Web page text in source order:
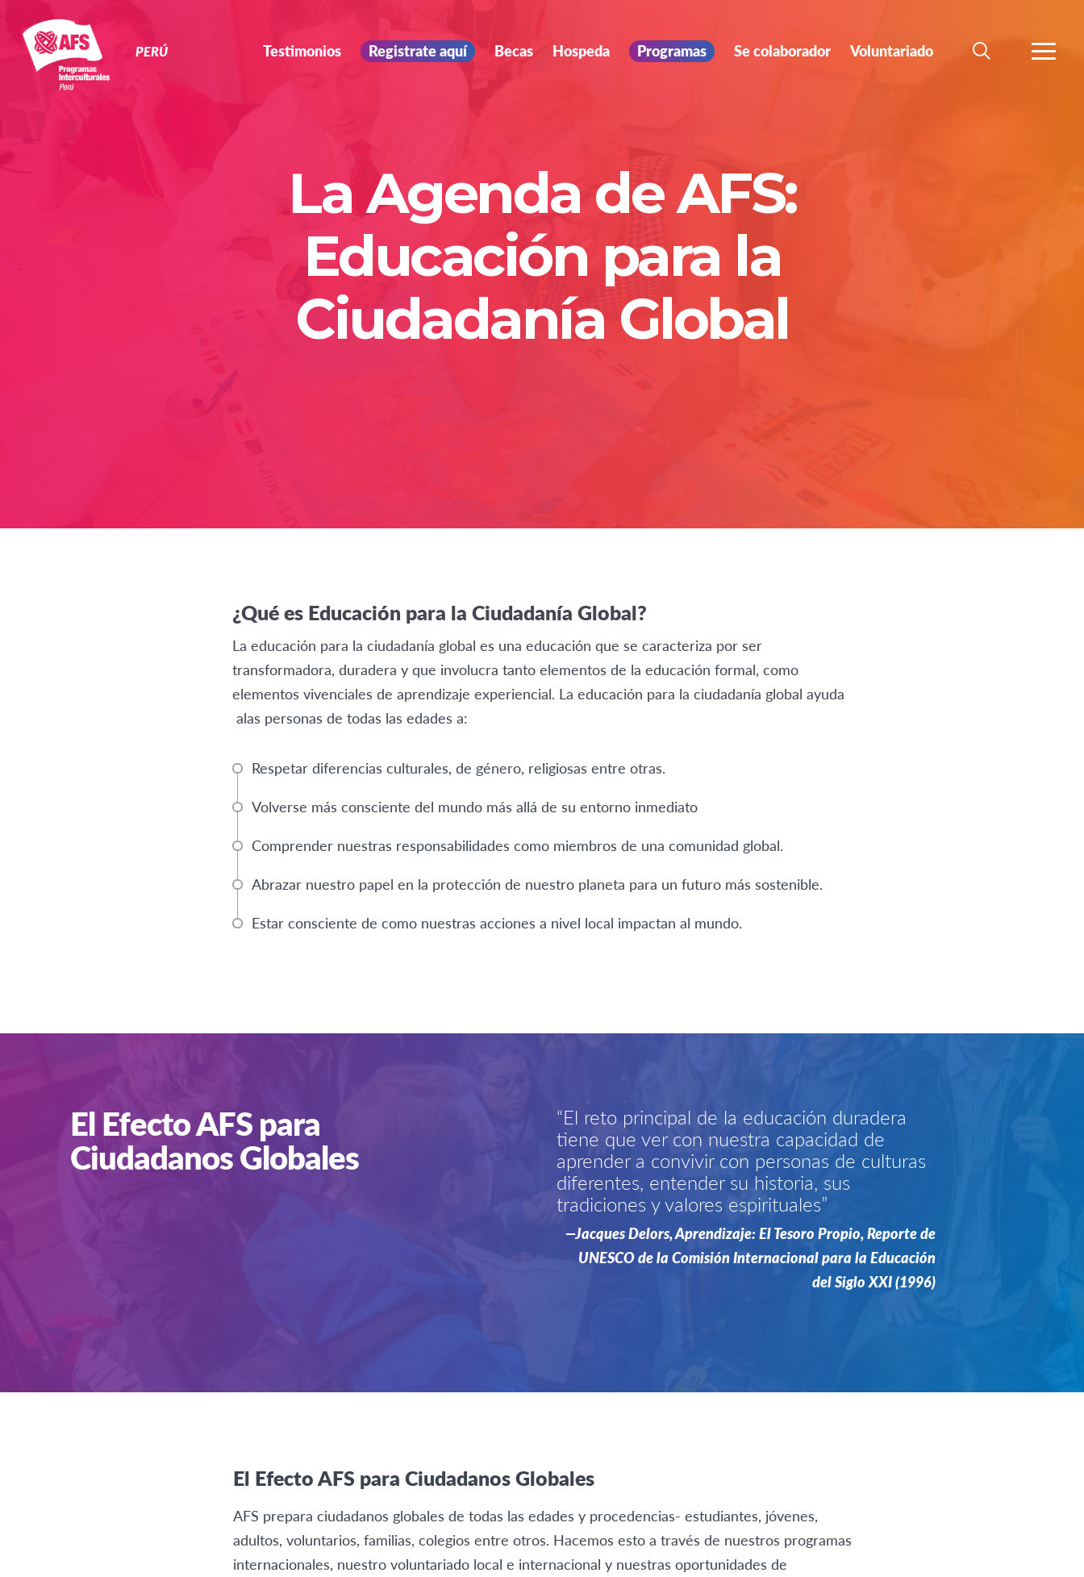
PERÚ Testimonios Registrate aquí Becas Hospeda Programas Se colaborador Voluntariado
BÚSQUEDA
MÁS
La Agenda de AFS:
Educación para la
Ciudadanía Global
¿Qué es Educación para la Ciudadanía Global?
La educación para la ciudadanía global es una educación que se caracteriza por ser
transformadora, duradera y que involucra tanto elementos de la educación formal, como
elementos vivenciales de aprendizaje experiencial. La educación para la ciudadanía global ayuda
alas personas de todas las edades a:
Respetar diferencias culturales, de género, religiosas entre otras.
Volverse más consciente del mundo más allá de su entorno inmediato
Comprender nuestras responsabilidades como miembros de una comunidad global.
Abrazar nuestro papel en la protección de nuestro planeta para un futuro más sostenible.
Estar consciente de como nuestras acciones a nivel local impactan al mundo.
El Efecto AFS para
Ciudadanos Globales
“El reto principal de la educación duradera
tiene que ver con nuestra capacidad de
aprender a convivir con personas de culturas
diferentes, entender su historia, sus
tradiciones y valores espirituales”
—Jacques Delors, Aprendizaje: El Tesoro Propio, Reporte de
UNESCO de la Comisión Internacional para la Educación
del Siglo XXI (1996)
El Efecto AFS para Ciudadanos Globales
AFS prepara ciudadanos globales de todas las edades y procedencias- estudiantes, jóvenes,
adultos, voluntarios, familias, colegios entre otros. Hacemos esto a través de nuestros programas
internacionales, nuestro voluntariado local e internacional y nuestras oportunidades de